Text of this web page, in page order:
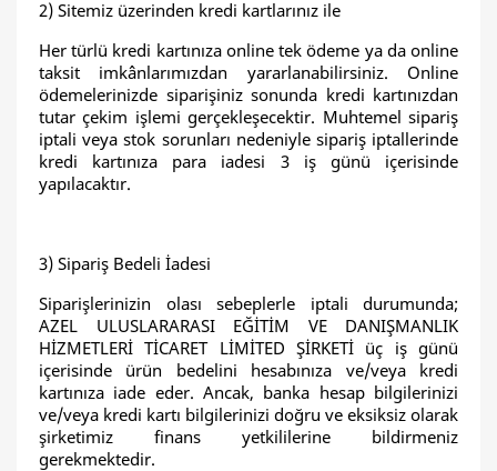
2) Sitemiz üzerinden kredi kartlarınız ile
Her türlü kredi kartınıza online tek ödeme ya da online
taksit imkânlarımızdan yararlanabilirsiniz. Online
ödemelerinizde siparişiniz sonunda kredi kartınızdan
tutar çekim işlemi gerçekleşecektir. Muhtemel sipariş
iptali veya stok sorunları nedeniyle sipariş iptallerinde
kredi kartınıza para iadesi 3 iş günü içerisinde
yapılacaktır.
3) Sipariş Bedeli İadesi
Siparişlerinizin olası sebeplerle iptali durumunda;
AZEL ULUSLARARASI EĞİTİM VE DANIŞMANLIK
HİZMETLERİ TİCARET LİMİTED ŞİRKETİ üç iş günü
içerisinde ürün bedelini hesabınıza ve/veya kredi
kartınıza iade eder. Ancak, banka hesap bilgilerinizi
ve/veya kredi kartı bilgilerinizi doğru ve eksiksiz olarak
şirketimiz finans yetkililerine bildirmeniz
gerekmektedir.